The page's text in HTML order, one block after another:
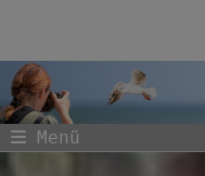
springen
Menü